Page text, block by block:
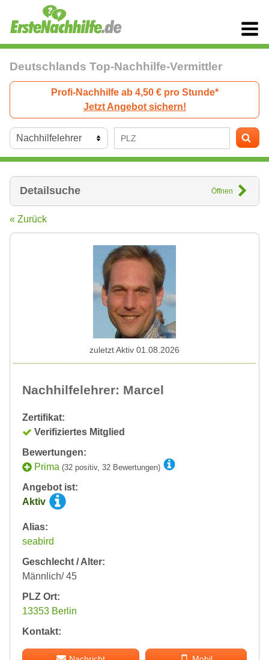
Deutschlands Top-Nachhilfe-Vermittler
Profi-Nachhilfe ab 4,50 € pro Stunde*
Jetzt Angebot sichern!
Detailsuche Öffnen
« Zurück
Nachhilfelehrer: Marcel
Zertifikat:
Verifiziertes Mitglied
Bewertungen:
Prima (32 positiv, 32 Bewertungen)
Angebot ist:
Aktiv
Alias:
seabird
Geschlecht / Alter:
Männlich/ 45
PLZ Ort:
13353 Berlin
Kontakt:
zuletzt Aktiv 01.08.2026